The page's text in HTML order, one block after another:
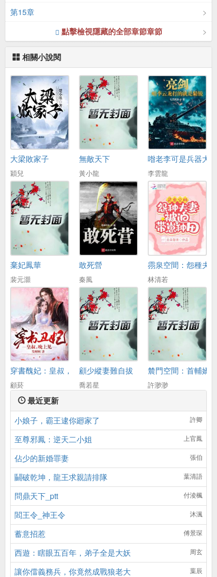
第15章
點擊檢視隱藏的全部章節章節
相關小說閱
大梁敗家子
穎兒
無敵天下
黃小龍
喒老李可是兵器大
李雲龍
棄妃鳳華
裴元灝
敢死營
秦風
霛泉空間：怨種夫
林清若
穿書醜妃：皇叔，晚上見
顧菸
顧少縱妻難自拔
喬若星
辳門空間：首輔嬌
許渺渺
最近更新
小娘子，霸王逮你廻家了
許卿
至尊邪鳳：逆天二小姐 上官鳳
佔少的新婚罪妻 張伯
鬭破乾坤，龍王求親請排隊 葉清語
問鼎天下_ptt 付淩楓
閻王令_神王令 沐渢
蓄意招惹 傅景琛
西遊：瞎眼五百年，弟子全是大妖 周玄
讓你儅義務兵，你竟然成戰狼老大 葉辰